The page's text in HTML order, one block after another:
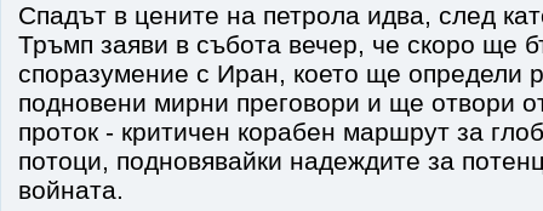
Спадът в цените на петрола идва, след
Тръмп заяви в събота вечер, че скоро ще
споразумение с Иран, което ще определи
подновени мирни преговори и ще отвори
проток - критичен корабен маршрут за
потоци, подновявайки надеждите за
войната.